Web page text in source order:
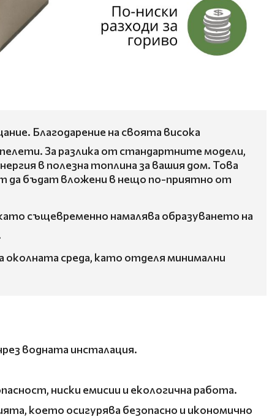
Благодарение на своята висока
За разлика от стандартните модели,
в полезна топлина за вашия дом. Това
да бъдат вложени в нещо по-приятно от
същевременно намалява образуването на
околната среда, като отделя минимални
водната инсталация.
ниски емисии и екологична работа.
което осигурява безопасно и икономично